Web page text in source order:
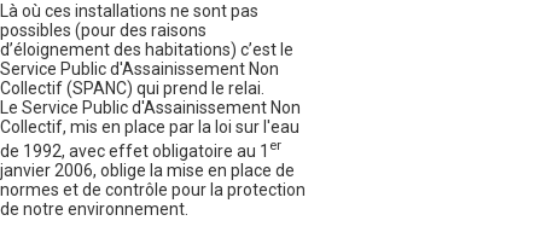
Là où ces installations ne sont pas
possibles (pour des raisons
d’éloignement des habitations) c’est le
Service Public d'Assainissement Non
Collectif (SPANC) qui prend le relai.
Le Service Public d'Assainissement Non
Collectif, mis en place par la loi sur l'eau
de 1992, avec effet obligatoire au 1 er
janvier 2006, oblige la mise en place de
normes et de contrôle pour la protection
de notre environnement.